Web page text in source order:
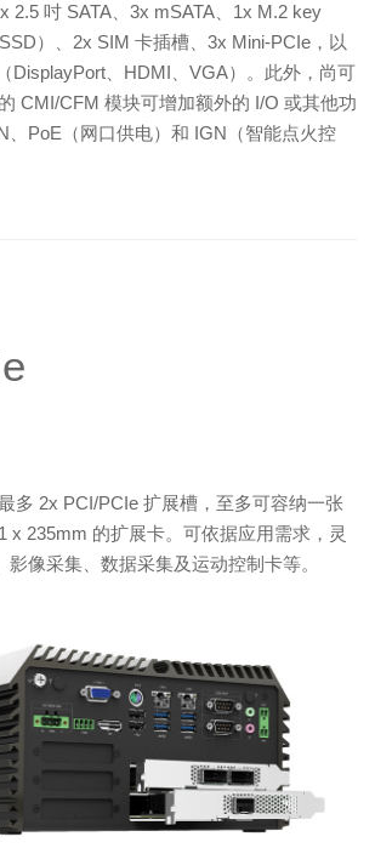
2.5 吋 SATA、3x mSATA、1x M.2 key
）、2x SIM 卡插槽、3x Mini-PCIe，以
DisplayPort、HDMI、VGA）。此外，尚可
CMI/CFM 模块可增加额外的 I/O 或其他功
、PoE（网口供电）和 IGN（智能点火控
多 2x PCI/PCIe 扩展槽，至多可容纳一张
x 235mm 的扩展卡。可依据应用需求，灵
像采集、数据采集及运动控制卡等。